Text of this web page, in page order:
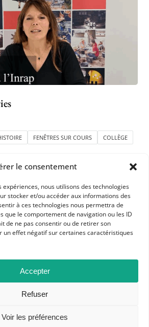
le consentement
nous utilisons des technologies
stocker et/ou accéder aux informations des
à ces technologies nous permettra de
que le comportement de navigation ou les ID
de ne pas consentir ou de retirer son
un effet négatif sur certaines caractéristiques
Accepter
Refuser
Voir les préférences
FENÊTRES SUR COURS COLLÈGE
APHG
professeurs d'histoire et géographie
+ 33 0(1) 42 33 62 37
– 75065 Paris Cedex 02